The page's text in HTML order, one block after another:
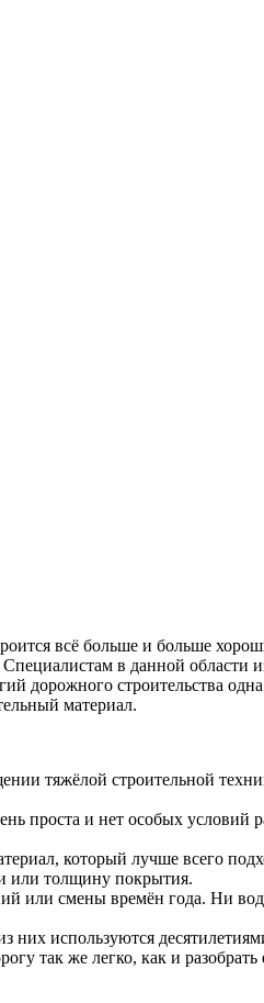
всё больше и больше
в данной
строительства
материал.
тяжёлой строительной
проста и нет особых
который лучше всего
или толщину покрытия.
или смены времён года. Ни
используются
так же легко, как и